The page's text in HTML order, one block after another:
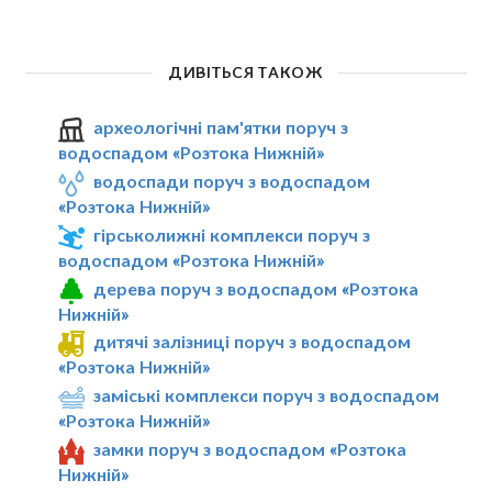
ДИВІТЬСЯ ТАКОЖ
археологічні пам'ятки поруч з
водоспадом «Розтока Нижній»
водоспади поруч з водоспадом
«Розтока Нижній»
гірськолижні комплекси поруч з
водоспадом «Розтока Нижній»
дерева поруч з водоспадом «Розтока
Нижній»
дитячі залізниці поруч з водоспадом
«Розтока Нижній»
заміські комплекси поруч з водоспадом
«Розтока Нижній»
замки поруч з водоспадом «Розтока
Нижній»